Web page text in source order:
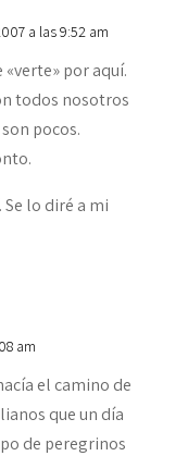
a las 9:52 am
por aquí.
todos nosotros
pocos.
lo diré a mi
am
el camino de
que un día
de peregrinos